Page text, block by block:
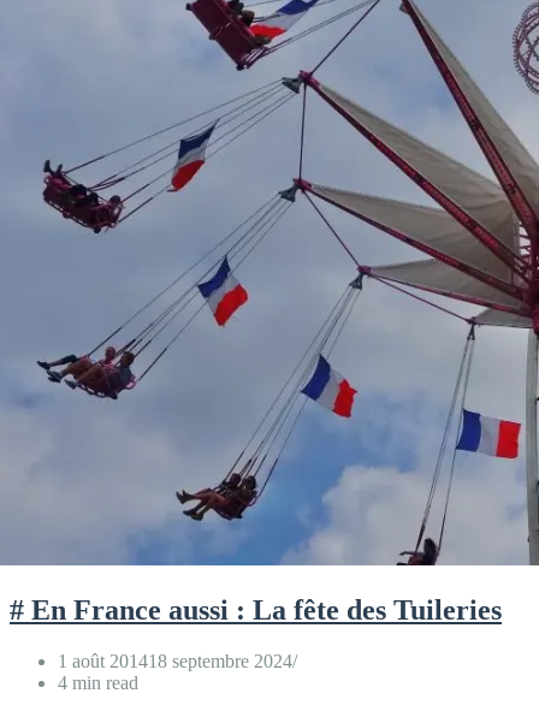
# En France aussi : La fête des Tuileries
1 août 201418 septembre 2024
4 min read